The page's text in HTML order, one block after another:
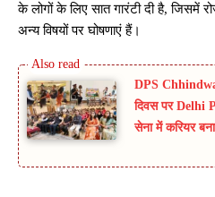
के लोगों के लिए सात गारंटी दी है, जिसमें
अन्य विषयों पर घोषणाएं हैं।
DPS
दिवस पर Delhi
सेना में करियर